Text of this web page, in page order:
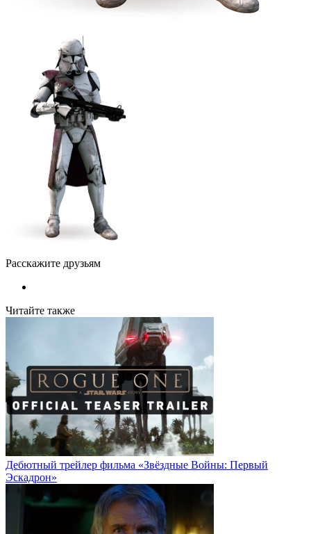
Расскажите друзьям
Читайте также
Дебютный трейлер фильма «Звёздные Войны: Первый
Эскадрон»